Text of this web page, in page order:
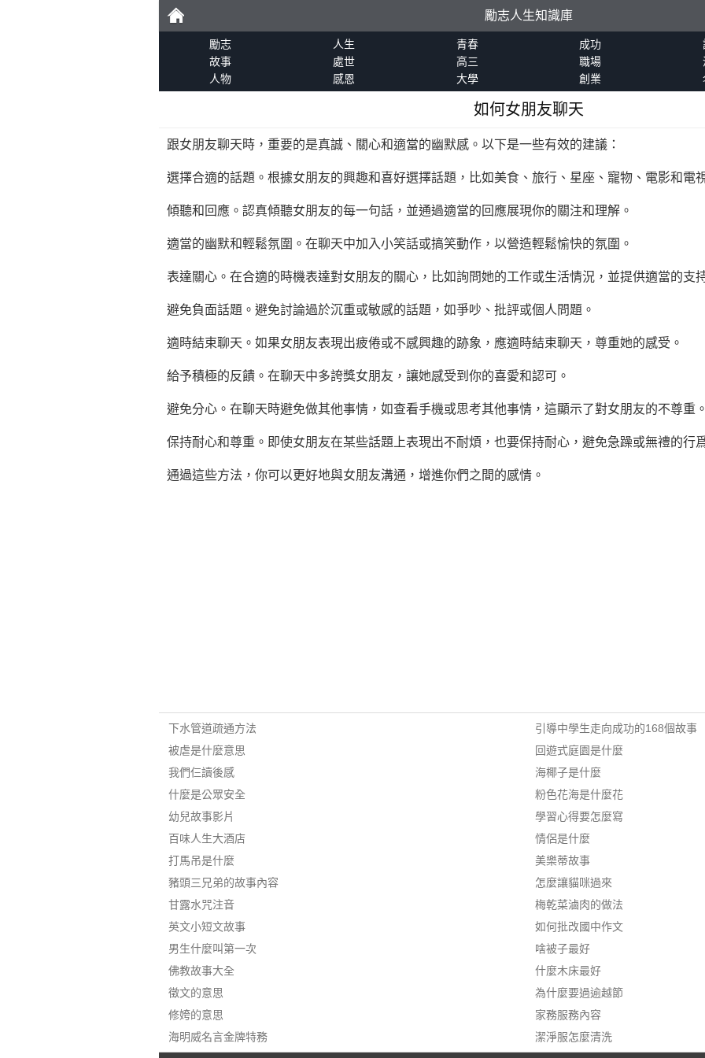
勵
勵志人生知識庫
勵志 人生 青春 成功
故事
處世 高三 職場
人物
感恩 大學 創業
如何女朋友聊天
跟女朋友聊天時，重要的是真誠、關心和適當的幽默感。以下是一些有效的建議：
選擇合適的話題。根據女朋友的興趣和喜好選擇話題，比如美食、旅行、星座、寵物、電影和電
傾聽和回應。認真傾聽女朋友的每一句話，並通過適當的回應展現你的關注和理解。
適當的幽默和輕鬆氛圍。在聊天中加入小笑話或搞笑動作，以營造輕鬆愉快的氛圍。
表達關心。在合適的時機表達對女朋友的關心，比如詢問她的工作或生活情況，並提供適當的支
避免負面話題。避免討論過於沉重或敏感的話題，如爭吵、批評或個人問題。
適時結束聊天。如果女朋友表現出疲倦或不感興趣的跡象，應適時結束聊天，尊重她的感受。
給予積極的反饋。在聊天中多誇獎女朋友，讓她感受到你的喜愛和認可。
避免分心。在聊天時避免做其他事情，如查看手機或思考其他事情，這顯示了對女朋友的不尊重
保持耐心和尊重。即使女朋友在某些話題上表現出不耐煩，也要保持耐心，避免急躁或無禮的行
通過這些方法，你可以更好地與女朋友溝通，增進你們之間的感情。
下水管道疏通方法
被虐是什麼意思
我們仨讀後感
什麼是公眾安全
幼兒故事影片
百味人生大酒店
打馬吊是什麼
豬頭三兄弟的故事內容
甘露水咒注音
英文小短文故事
男生什麼叫第一次
佛教故事大全
徵文的意思
修姱的意思
海明威名言金牌特務
引導中學生走向成功的168個故事
回遊式庭園是什麼
海椰子是什麼
粉色花海是什麼花
學習心得要怎麼寫
情侶是什麼
美樂蒂故事
怎麼讓貓咪過來
梅乾菜滷肉的做法
如何批改國中作文
啥被子最好
什麼木床最好
為什麼要過逾越節
家務服務內容
潔淨服怎麼清洗